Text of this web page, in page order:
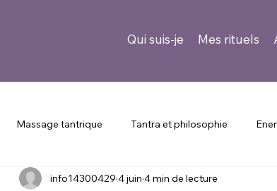
Qui suis-je Mes rituels
Massage tantrique Tantra et philosophie
et bien-être Guide pour recevoir un massage
info14300429 4 juin 4 min de lecture